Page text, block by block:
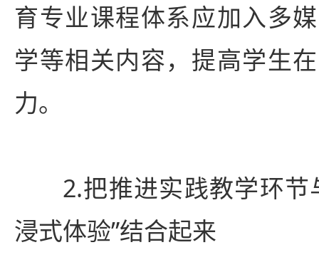
育专业课程体系应加入多
学等相关内容，提高学生
力。
2.把推进实践教学环节
浸式体验”结合起来